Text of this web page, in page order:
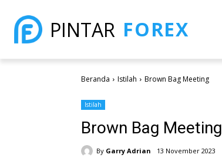
PINTAR FOREX
Beranda Istilah Brown Bag Meeting
Istilah
Brown Bag Meeting
By Garry Adrian 13 November 2023